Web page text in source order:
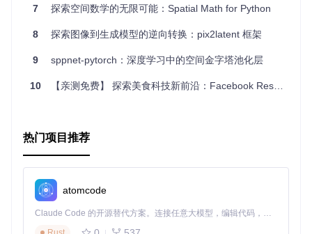
7 探索空间数学的无限可能：Spatial Math for Python
8 探索图像到生成模型的逆向转换：pix2latent 框架
9 sppnet-pytorch：深度学习中的空间金字塔池化层
10 【亲测免费】 探索美食科技新前沿：Facebook Research的《Inverse Cooking》项目
热门项目推荐
atomcode
Claude Code 的开源替代方案。连接任意大模型，编辑代码，运行命令，自动验证 — 全自动执行。用 Rust 构建，极致性能。 ｜ An open-source alternative to Claude Code. Connect any LLM, edit code, run commands, and verify changes — autonomously. Built in Rust for speed. Get Started